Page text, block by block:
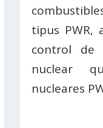
tipus PWR,
control de
nuclear
nucleares